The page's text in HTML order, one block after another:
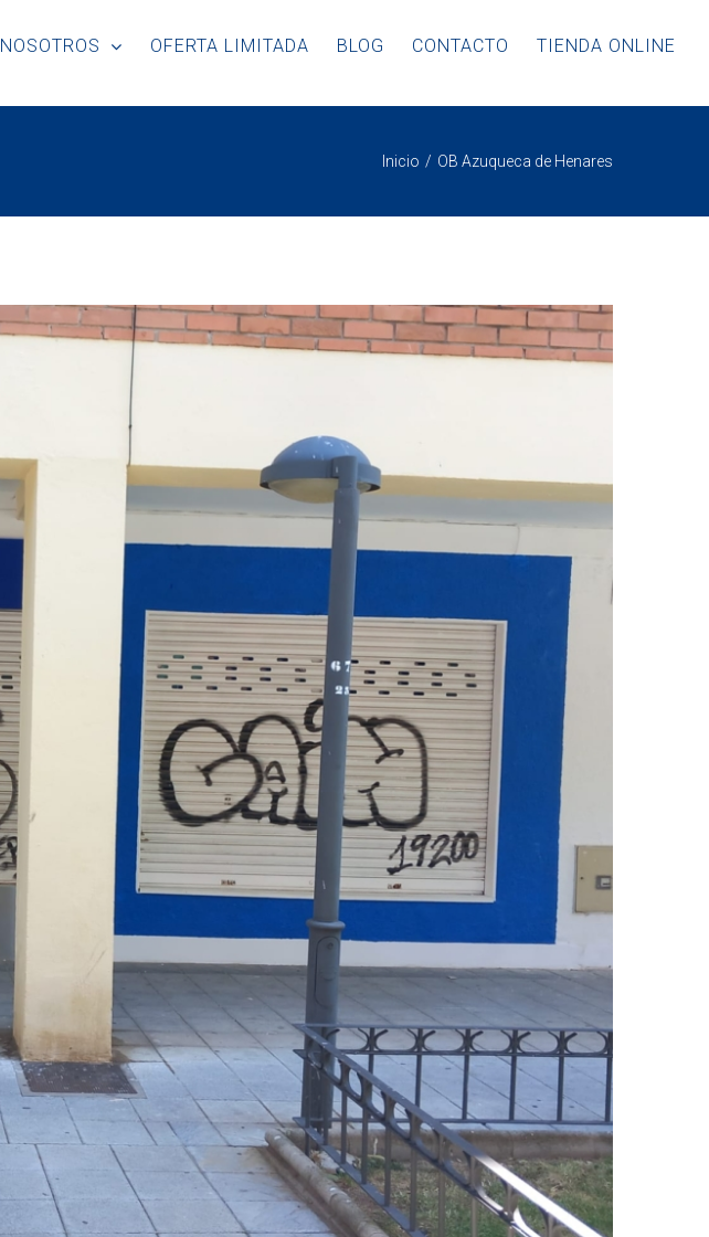
NOSOTROS OFERTA LIMITADA BLOG CONTACTO TIENDA ONLINE
Inicio OB Azuqueca de Henares